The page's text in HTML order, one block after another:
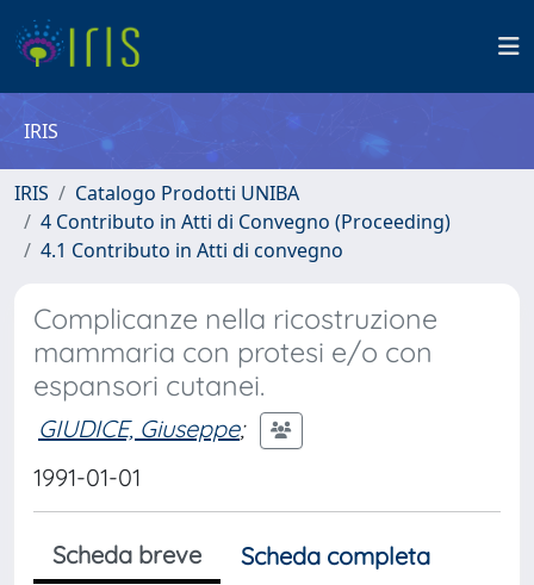
IRIS
IRIS
Catalogo Prodotti UNIBA
4 Contributo in Atti di Convegno (Proceeding)
4.1 Contributo in Atti di convegno
Complicanze nella ricostruzione
mammaria con protesi e/o con
espansori cutanei.
GIUDICE, Giuseppe;
1991-01-01
Scheda breve
Scheda completa